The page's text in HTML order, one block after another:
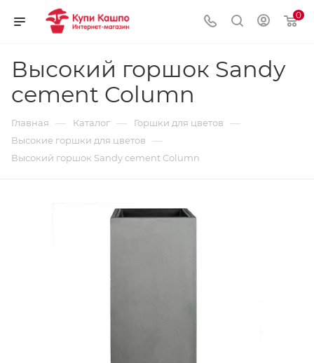
0
Высокий горшок Sandy
cement Column
Главная — Каталог — Горшки для цветов —
Высокие горшки для цветов —
Высокий горшок Sandy cement Column